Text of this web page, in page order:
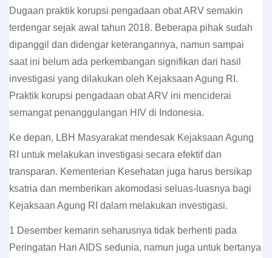
Dugaan praktik korupsi pengadaan obat ARV semakin
terdengar sejak awal tahun 2018. Beberapa pihak sudah
dipanggil dan didengar keterangannya, namun sampai
saat ini belum ada perkembangan signifikan dari hasil
investigasi yang dilakukan oleh Kejaksaan Agung RI.
Praktik korupsi pengadaan obat ARV ini menciderai
semangat penanggulangan HIV di Indonesia.
Ke depan, LBH Masyarakat mendesak Kejaksaan Agung
RI untuk melakukan investigasi secara efektif dan
transparan. Kementerian Kesehatan juga harus bersikap
ksatria dan memberikan akomodasi seluas-luasnya bagi
Kejaksaan Agung RI dalam melakukan investigasi.
1 Desember kemarin seharusnya tidak berhenti pada
Peringatan Hari AIDS sedunia, namun juga untuk bertanya